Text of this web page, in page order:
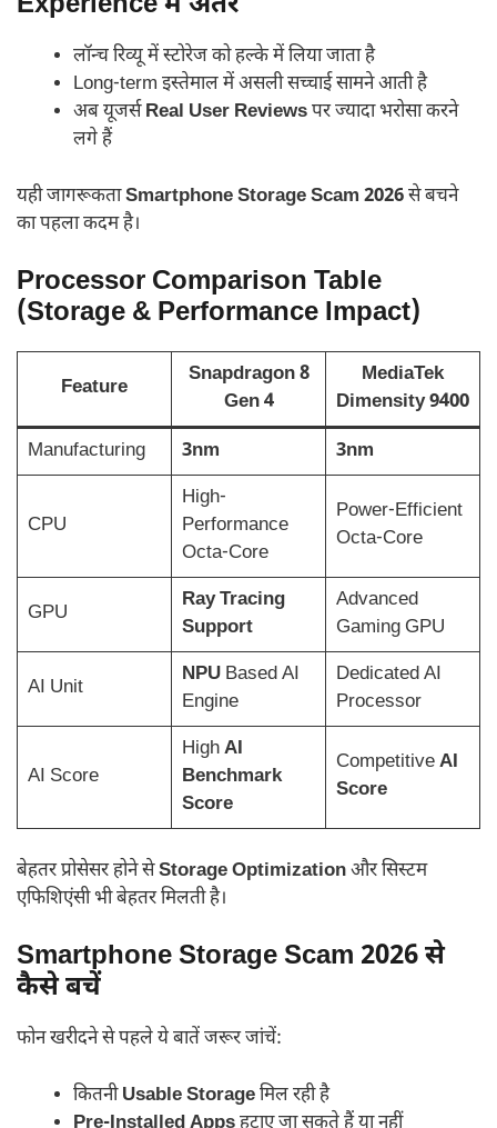
लॉन्च रिव्यू में स्टोरेज को हल्के में लिया जाता है
Long-term इस्तेमाल में असली सच्चाई सामने आती है
अब यूजर्सReal User Reviewsपर ज्यादा भरोसा करने
लगे हैं
यही जागरूकताSmartphone Storage Scam 2026से बचने
का पहला कदम है।
Processor Comparison Table
(Storage & Performance Impact)
Feature
Snapdragon 8
Gen 4
MediaTek
Dimensity 9400
Manufacturing
3nm 3nm
CPU
High-
Performance
Octa-Core
Power-Efficient
Octa-Core
GPU
Ray Tracing
Support
Advanced
Gaming GPU
AI Unit
NPUBased AI
Engine
Dedicated AI
Processor
AI Score
HighAI
Benchmark
Score
CompetitiveAI
Score
बेहतर प्रोसेसर होने सेStorage Optimizationऔर सिस्टम
एफिशिएंसी भी बेहतर मिलती है।
Smartphone Storage Scam 2026 से
कैसे बचें
फोन खरीदने से पहले ये बातें जरूर जांचें:
कितनीUsable Storageमिल रही है